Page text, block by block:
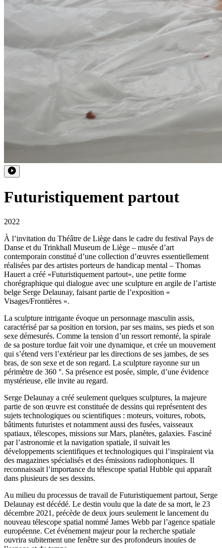
Futuristiquement partout
2022
À l’invitation du Théâtre de Liège dans le cadre du festival Pays de
Danse et du Trinkhall Museum de Liège – musée d’art
contemporain constitué d’une collection d’œuvres essentiellement
réalisées par des artistes porteurs de handicap mental – Thomas
Hauert a créé «Futuristiquement partout», une petite forme
chorégraphique qui dialogue avec une sculpture en argile de l’artiste
belge Serge Delaunay, faisant partie de l’exposition «
Visages/Frontières ».
La sculpture intrigante évoque un personnage masculin assis,
caractérisé par sa position en torsion, par ses mains, ses pieds et son
sexe démesurés. Comme la tension d’un ressort remonté, la spirale
de sa posture tordue fait voir une dynamique, et crée un mouvement
qui s’étend vers l’extérieur par les directions de ses jambes, de ses
bras, de son sexe et de son regard. La sculpture rayonne sur un
périmètre de 360 °. Sa présence est posée, simple, d’une évidence
mystérieuse, elle invite au regard.
Serge Delaunay a créé seulement quelques sculptures, la majeure
partie de son œuvre est constituée de dessins qui représentent des
sujets technologiques ou scientifiques : moteurs, voitures, robots,
bâtiments futuristes et notamment aussi des fusées, vaisseaux
spatiaux, télescopes, missions sur Mars, planètes, galaxies. Fasciné
par l’astronomie et la navigation spatiale, il suivait les
développements scientifiques et technologiques qui l’inspiraient via
des magazines spécialisés et des émissions radiophoniques. Il
reconnaissait l’importance du télescope spatial Hubble qui apparaît
dans plusieurs de ses dessins.
Au milieu du processus de travail de Futuristiquement partout, Serge
Delaunay est décédé. Le destin voulu que la date de sa mort, le 23
décembre 2021, précède de deux jours seulement le lancement du
nouveau télescope spatial nommé James Webb par l’agence spatiale
européenne. Cet événement majeur pour la recherche spatiale
ouvrira subitement une fenêtre sur des profondeurs inouïes de